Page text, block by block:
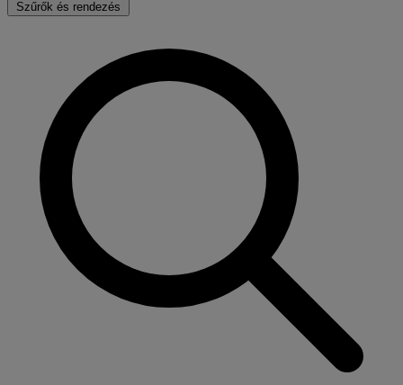
Szűrők és rendezés